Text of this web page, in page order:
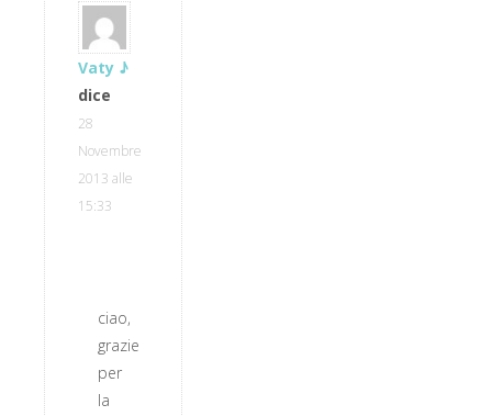
Vaty ♪
dice
28
Novembre
2013 alle
15:33
ciao,
grazie
per
la